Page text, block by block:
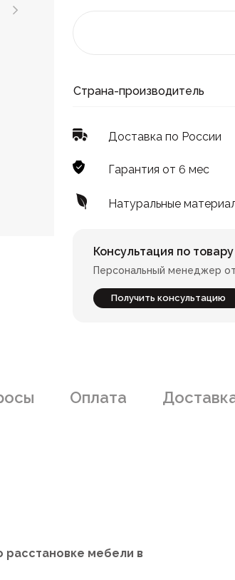
Страна-производитель
Доставка по России
Гарантия от 6 мес
Натуральные
Консультация по товару
Персональный менеджер
Получить консультацию
Оплата
расстановке мебели в